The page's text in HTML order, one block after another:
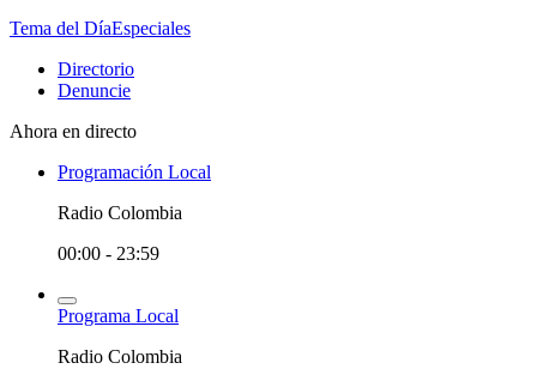
Tema del DíaEspeciales
Directorio
Denuncie
Ahora en directo
Programación Local
Radio Colombia
00:00 - 23:59
Programa Local
Radio Colombia